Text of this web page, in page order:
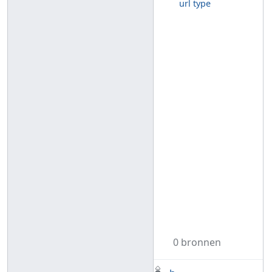
url type
0 bronnen